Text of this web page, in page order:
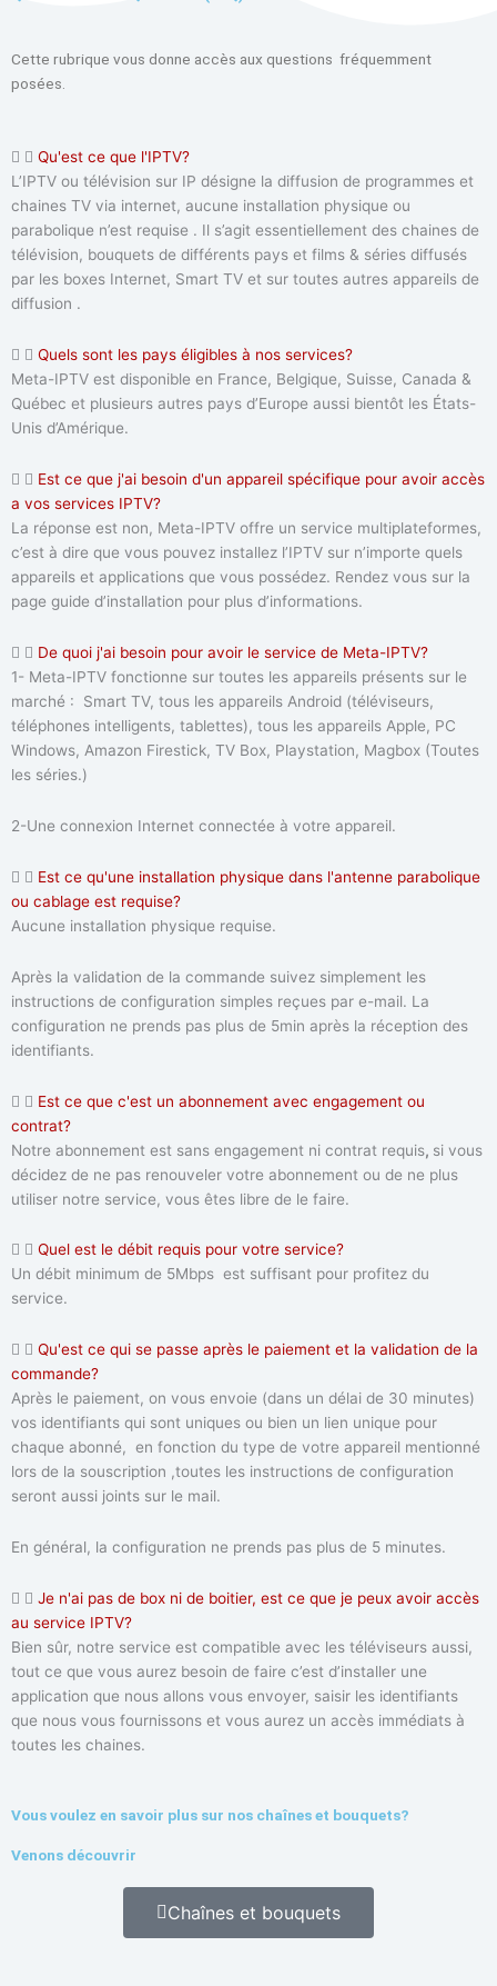
Cette rubrique vous donne accès aux questions fréquemment
posées.
Qu'est ce que l'IPTV?
L’IPTV ou télévision sur IP désigne la diffusion de programmes et
chaines TV via internet, aucune installation physique ou
parabolique n’est requise . Il s’agit essentiellement des chaines de
télévision, bouquets de différents pays et films & séries diffusés
par les boxes Internet, Smart TV et sur toutes autres appareils de
diffusion .
Quels sont les pays éligibles à nos services?
Meta-IPTV est disponible en France, Belgique, Suisse, Canada &
Québec et plusieurs autres pays d’Europe aussi bientôt les États-
Unis d’Amérique.
Est ce que j'ai besoin d'un appareil spécifique pour avoir accès
a vos services IPTV?
La réponse est non, Meta-IPTV offre un service multiplateformes,
c’est à dire que vous pouvez installez l’IPTV sur n’importe quels
appareils et applications que vous possédez. Rendez vous sur la
page guide d’installation pour plus d’informations.
De quoi j'ai besoin pour avoir le service de Meta-IPTV?
1- Meta-IPTV fonctionne sur toutes les appareils présents sur le
marché : Smart TV, tous les appareils Android (téléviseurs,
téléphones intelligents, tablettes), tous les appareils Apple, PC
Windows, Amazon Firestick, TV Box, Playstation, Magbox (Toutes
les séries.)
2-Une connexion Internet connectée à votre appareil.
Est ce qu'une installation physique dans l'antenne parabolique
ou cablage est requise?
Aucune installation physique requise.
Après la validation de la commande suivez simplement les
instructions de configuration simples reçues par e-mail. La
configuration ne prends pas plus de 5min après la réception des
identifiants.
Est ce que c'est un abonnement avec engagement ou
contrat?
Notre abonnement est sans engagement ni contrat requis, si vous
décidez de ne pas renouveler votre abonnement ou de ne plus
utiliser notre service, vous êtes libre de le faire.
Quel est le débit requis pour votre service?
Un débit minimum de 5Mbps est suffisant pour profitez du
service.
Qu'est ce qui se passe après le paiement et la validation de la
commande?
Après le paiement, on vous envoie (dans un délai de 30 minutes)
vos identifiants qui sont uniques ou bien un lien unique pour
chaque abonné, en fonction du type de votre appareil mentionné
lors de la souscription ,toutes les instructions de configuration
seront aussi joints sur le mail.
En général, la configuration ne prends pas plus de 5 minutes.
Je n'ai pas de box ni de boitier, est ce que je peux avoir accès
au service IPTV?
Bien sûr, notre service est compatible avec les téléviseurs aussi,
tout ce que vous aurez besoin de faire c’est d’installer une
application que nous allons vous envoyer, saisir les identifiants
que nous vous fournissons et vous aurez un accès immédiats à
toutes les chaines.
Vous voulez en savoir plus sur nos chaînes et bouquets?
Venons découvrir
Chaînes et bouquets